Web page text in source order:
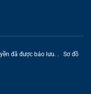
đã được bảo lưu. .
Sơ đồ